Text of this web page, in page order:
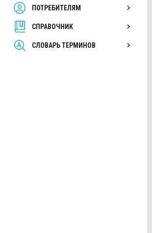
ПОТРЕБИТЕЛЯМ
СПРАВОЧНИК
СЛОВАРЬ ТЕРМИНОВ